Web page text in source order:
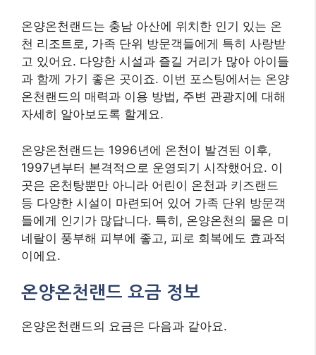
온양온천랜드는 충남 아산에 위치한 인기 있는 온
천 리조트로, 가족 단위 방문객들에게 특히 사랑받
고 있어요. 다양한 시설과 즐길 거리가 많아 아이들
과 함께 가기 좋은 곳이죠. 이번 포스팅에서는 온양
온천랜드의 매력과 이용 방법, 주변 관광지에 대해
자세히 알아보도록 할게요.
온양온천랜드는 1996년에 온천이 발견된 이후,
1997년부터 본격적으로 운영되기 시작했어요. 이
곳은 온천탕뿐만 아니라 어린이 온천과 키즈랜드
등 다양한 시설이 마련되어 있어 가족 단위 방문객
들에게 인기가 많답니다. 특히, 온양온천의 물은 미
네랄이 풍부해 피부에 좋고, 피로 회복에도 효과적
이에요.
온양온천랜드 요금 정보
온양온천랜드의 요금은 다음과 같아요.